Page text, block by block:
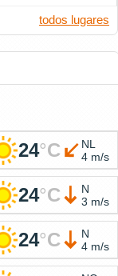
todos lugares
24°C
NL
4 m/s
24°C
N
3 m/s
24°C
N
4 m/s